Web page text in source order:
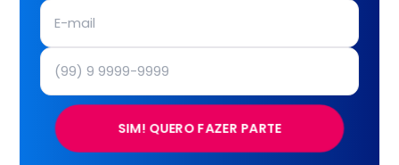
SIM! QUERO FAZER PARTE